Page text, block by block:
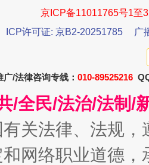
局
今
京ICP备11011765号1至
ICP许可证: 京B2-20251785
广
/法律咨询专线： 010-89525216
/全民/法治/法制/
关法律、法规
网络职业道德